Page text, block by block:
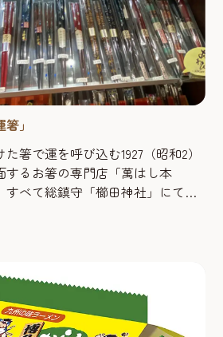
」
箸で運を呼び込む1927（昭和2）
るお箸の専門店「萬はし本
べて総鎮守「櫛田神社」にて開
もちろん、贈答用のお箸なども揃
お客様の目線に立ち、安心安全な
さ...